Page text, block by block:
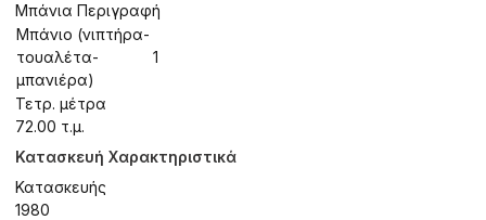
Μπάνια Περιγραφή
Μπάνιο (νιπτήρα-
τουαλέτα-
μπανιέρα)
1
Τετρ. μέτρα
72.00 τ.μ.
Κατασκευή Χαρακτηριστικά
Κατασκευής
1980